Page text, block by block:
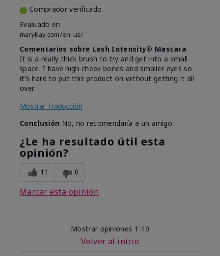
Comprador verificado
Evaluado en
marykay.com/en-us/
Comentarios sobre Lash Intensity® Mascara
It is a really thick brush to try and get into a small
space. I have high cheek bones and smaller eyes so
it's hard to put this product on without getting it all
over.
Mostrar Traducción
Conclusión No, no recomendaría a un amigo
¿Le ha resultado útil esta
opinión?
11 0
Marcar esta opinión
Mostrar opiniones 1-10
Volver al inicio